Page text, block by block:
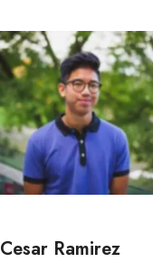
Cesar Ramirez